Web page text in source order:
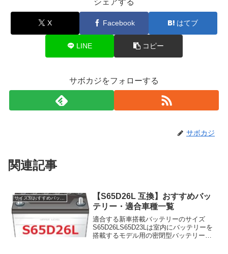
X Facebook はてブ
LINE コピー
サボカジをフォローする
サボカジ
関連記事
【S65D26L 互換】おすすめバッ
テリー・適合車種一覧
適合する新車搭載バッテリーのサイズ
S65D26LS65D23Lは室内にバッテリーを
搭載するモデル用の密閉型バッテリーで